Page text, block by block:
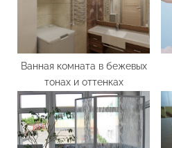
Ванная комната в бежевых
тонах и оттенках